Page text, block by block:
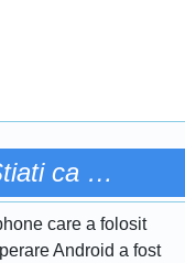
ca …
care a folosit
Android a fost